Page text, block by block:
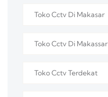
Toko Cctv Di Makasar
Toko Cctv Di Makassar
Toko Cctv Terdekat